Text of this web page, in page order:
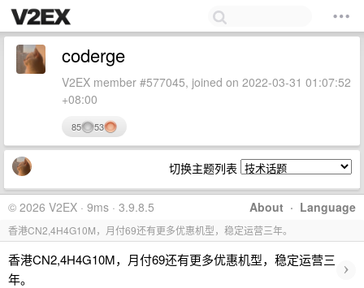
coderge
V2EX member #577045, joined on 2022-03-31 01:07:52
+08:00
85 53
切换主题列表
About · Language
© 2026 V2EX · 9ms · 3.9.8.5
香港CN2,4H4G10M，月付69还有更多优惠机型，稳定运营三年。
香港CN2,4H4G10M，月付69还有更多优惠机型，稳定运营三
年。
›